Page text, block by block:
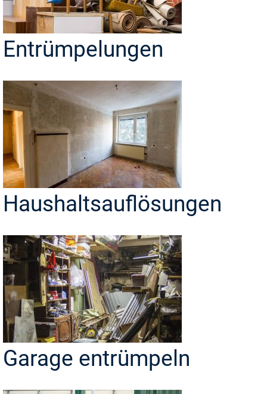
Entrümpelungen
Haushaltsauflösungen
Garage entrümpeln